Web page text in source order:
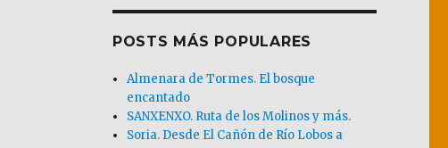
POSTS MÁS POPULARES
Almenara de Tormes. El bosque
encantado
SANXENXO. Ruta de los Molinos y más.
Soria. Desde El Cañón de Río Lobos a